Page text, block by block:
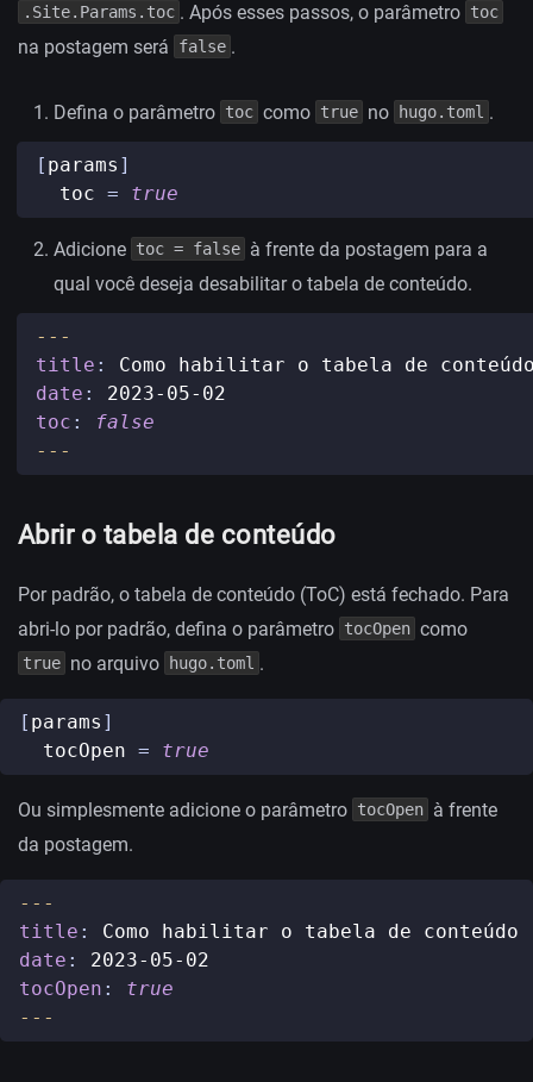
.Site.Params.toc . Após esses passos, o parâmetro toc
na postagem será false .
Defina o parâmetro toc como true no hugo.toml .
[ params ]
toc
= true
Adicione toc = false à frente da postagem para a
qual você deseja desabilitar o tabela de conteúdo.
---
title :
Como habilitar o tabela de
date :
2023-05-02
toc :
false
---
Abrir o tabela de conteúdo
Por padrão, o tabela de conteúdo (ToC) está fechado. Para
abri-lo por padrão, defina o parâmetro tocOpen como
true no arquivo hugo.toml .
[ params ]
tocOpen = true
Ou simplesmente adicione o parâmetro tocOpen à frente
da postagem.
---
title :
Como habilitar o tabela de conteúdo
date :
2023-05-02
tocOpen :
true
---